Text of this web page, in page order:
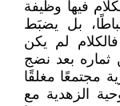
فيها وظيفة
بل يضبَط
لم يكن
ثماره بعد نضج
مجتمعًا مغلقًا
الزهدية مع